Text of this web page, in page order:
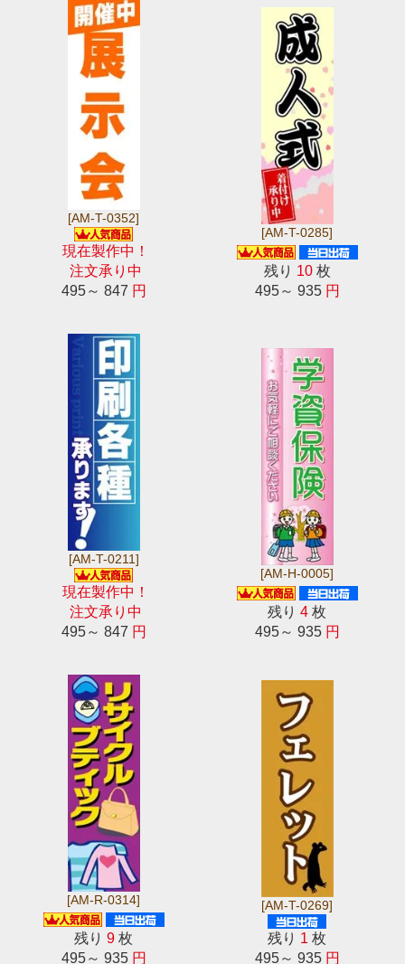
[AM-T-0352]
現在製作中！
注文承り中
495～ 847 円
[AM-T-0285]
残り 10枚
495～ 935 円
[AM-T-0211]
現在製作中！
注文承り中
495～ 847 円
[AM-H-0005]
残り4 枚
495～ 935 円
[AM-R-0314]
残り9 枚
495～ 935 円
[AM-T-0269]
残り 1 枚
495～ 935 円